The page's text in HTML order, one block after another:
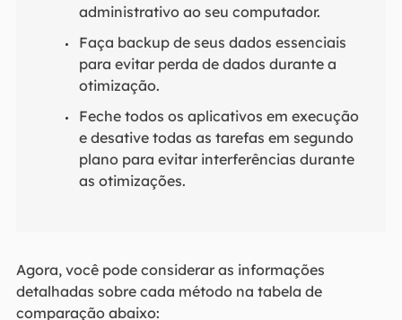
administrativo ao seu computador.
Faça backup de seus dados essenciais
para evitar perda de dados durante a
otimização.
Feche todos os aplicativos em execução
e desative todas as tarefas em segundo
plano para evitar interferências durante
as otimizações.
Agora, você pode considerar as informações
detalhadas sobre cada método na tabela de
comparação abaixo: